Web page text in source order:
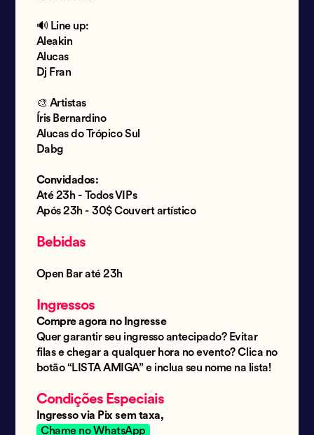
🔊 Line up:
Aleakin
Alucas
Dj Fran
🎨 Artistas
Íris Bernardino
Alucas do Trópico Sul
Dabg
Convidados:
Até 23h - Todos VIPs
Após 23h - 30$ Couvert artístico
Bebidas
Open Bar até 23h
Ingressos
Compre agora no Ingresse
Quer garantir seu ingresso antecipado? Evitar
filas e chegar a qualquer hora no evento? Clica no
botão “LISTA AMIGA” e inclua seu nome na lista!
Condições Especiais
Ingresso via Pix sem taxa,
Chame no WhatsApp